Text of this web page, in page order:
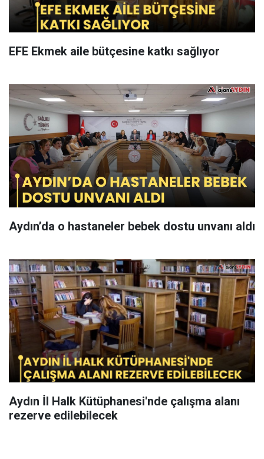
EFE Ekmek aile bütçesine katkı sağlıyor
Aydın’da o hastaneler bebek dostu unvanı aldı
Aydın İl Halk Kütüphanesi'nde çalışma alanı
rezerve edilebilecek